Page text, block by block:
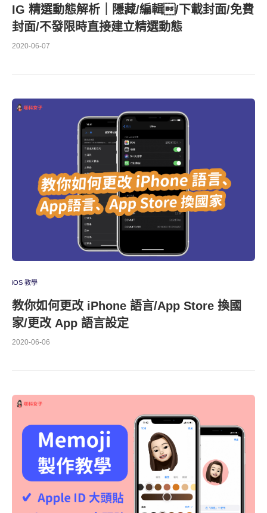
IG 精選動態解析｜隱藏/編輯/下載封面/免費
封面/不發限時直接建立精選動態
2020-06-07
iOS 教學
教你如何更改 iPhone 語言/App Store 換國
家/更改 App 語言設定
2020-06-06